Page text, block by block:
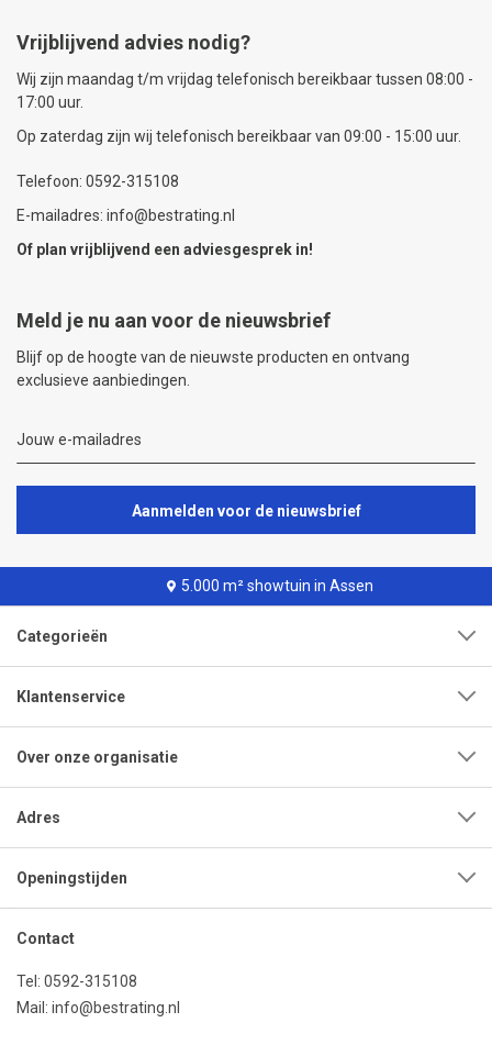
Vrijblijvend advies nodig?
Wij zijn maandag t/m vrijdag telefonisch bereikbaar tussen 08:00 -
17:00 uur.
Op zaterdag zijn wij telefonisch bereikbaar van 09:00 - 15:00 uur.
Telefoon: 0592-315108
E-mailadres: info@bestrating.nl
Of plan vrijblijvend een adviesgesprek in!
Meld je nu aan voor de nieuwsbrief
Blijf op de hoogte van de nieuwste producten en ontvang
exclusieve aanbiedingen.
Aanmelden voor de nieuwsbrief
5.000 m² showtuin in Assen
Categorieën
Klantenservice
Over onze organisatie
Adres
Openingstijden
Contact
Tel: 0592-315108
Mail: info@bestrating.nl